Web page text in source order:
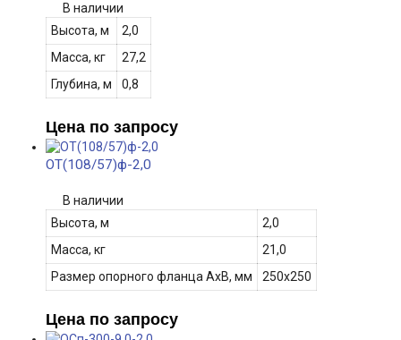
В наличии
Высота, м
2,0
Масса, кг
27,2
Глубина, м
0,8
Цена по запросу
ОТ(108/57)ф-2,0
В наличии
Высота, м
2,0
Масса, кг
21,0
Размер опорного фланца АхВ, мм 250х250
Цена по запросу